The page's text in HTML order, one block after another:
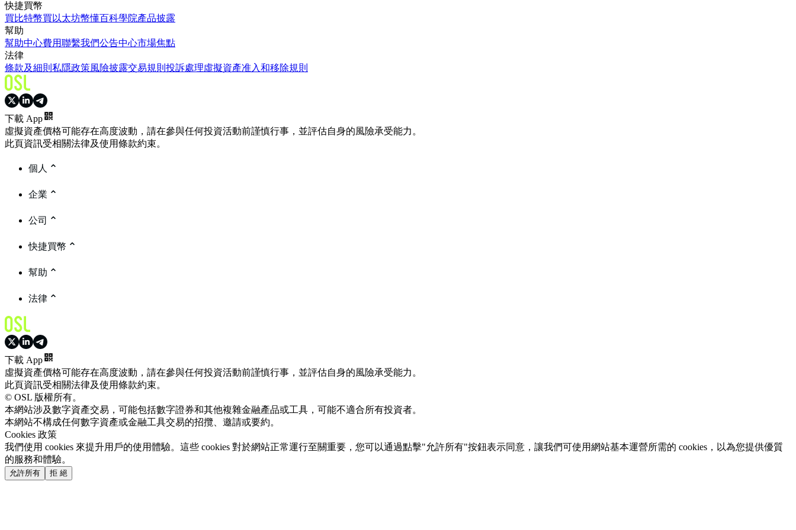
快捷買幣
買比特幣買以太坊幣懂百科學院產品披露
幫助
幫助中心費用聯繫我們公告中心市場焦點
法律
條款及細則 私隱政策風險披露交易規則 投訴處理虛擬資產准入和移除規則
下載 App
虛擬資產價格可能存在高度波動，請在參與任何投資活動前謹慎行事，並評估自身的風險承受能力。
此頁資訊受相關法律及使用條款約束。
個人
企業
公司
快捷買幣
幫助
法律
下載 App
虛擬資產價格可能存在高度波動，請在參與任何投資活動前謹慎行事，並評估自身的風險承受能力。
此頁資訊受相關法律及使用條款約束。
© OSL 版權所有。
本網站涉及數字資產交易，可能包括數字證券和其他複雜金融產品或工具，可能不適合所有投資者。
本網站不構成任何數字資產或金融工具交易的招攬、邀請或要約。
Cookies 政策
我們使用 cookies 來提升用戶的使用體驗。這些 cookies 對於網站正常運行至關重要，您可以通過點擊"允許所有"按鈕表示同意，讓我們可使用網站基本運營所需的 cookies，以為您提供優質
的服務和體驗。
允許所有 拒 絕